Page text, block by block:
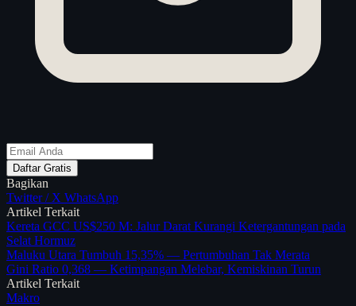
Daftar Gratis
Bagikan
Twitter / X WhatsApp
Artikel Terkait
Kereta GCC US$250 M: Jalur Darat Kurangi Ketergantungan pada
Selat Hormuz
Maluku Utara Tumbuh 15,35% — Pertumbuhan Tak Merata
Gini Ratio 0,368 — Ketimpangan Melebar, Kemiskinan Turun
Artikel Terkait
Makro